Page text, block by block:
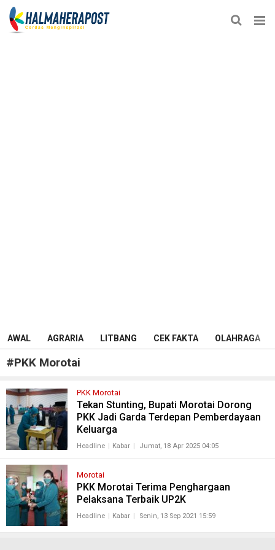
AWAL AGRARIA LITBANG CEK FAKTA OLAHRAGA
#PKK Morotai
PKK Morotai
Tekan Stunting, Bupati Morotai Dorong
PKK Jadi Garda Terdepan Pemberdayaan
Keluarga
Headline Kabar Jumat, 18 Apr 2025 04:05
Morotai
PKK Morotai Terima Penghargaan
Pelaksana Terbaik UP2K
Headline Kabar Senin, 13 Sep 2021 15:59